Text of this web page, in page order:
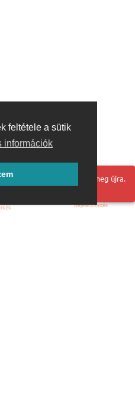
feltétele a sütik
információk
az oldalt és próbálja meg újra.
Bejelentkezés